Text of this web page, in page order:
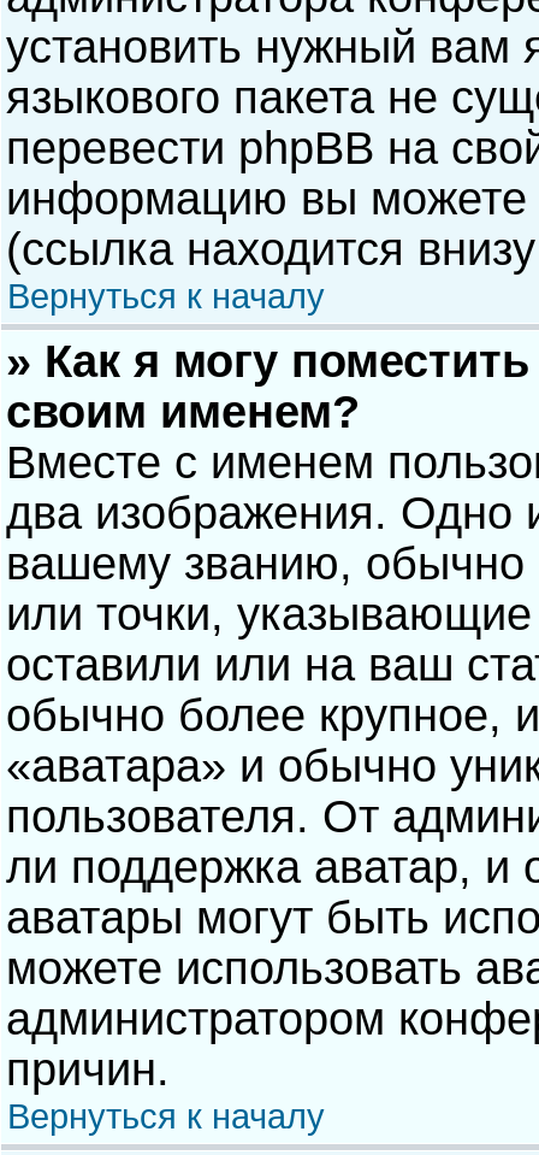
установить нужный вам
языкового пакета не
перевести phpBB на
информацию вы можете
(ссылка находится
Вернуться к началу
» Как я могу
своим именем?
Вместе с именем
два изображения. Одно
вашему званию, обычно
или точки,
оставили или на ваш
обычно более крупное,
«аватара» и обычно
пользователя. От
ли поддержка аватар, и
аватары могут быть
можете использовать
администратором
причин.
Вернуться к началу